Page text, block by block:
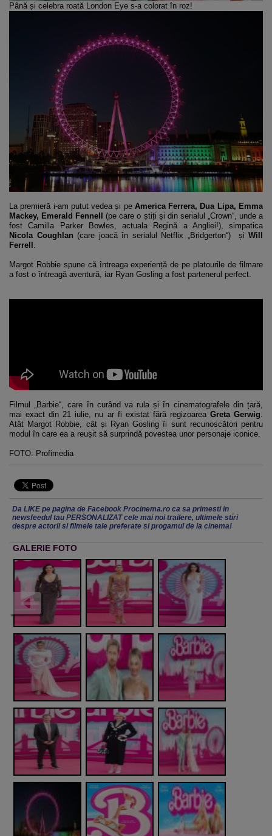
Până și celebra roată London Eye s-a colorat în roz!
La premieră i-am putut vedea și pe America Ferrera, Dua Lipa, Emma
Mackey, Emerald Fennell
(pe care o știți și din serialul „Crown“, unde a
fost Camilla Parker Bowles, actuala Regină a Angliei!), simpatica
Nicola Coughlan (care joacă în serialul Netflix „Bridgerton“) și Will
Ferrell .
Margot Robbie spune că întreaga experiență de pe platourile de filmare
a fost o întreagă aventură, iar Ryan Gosling a fost partenerul perfect.
Filmul „Barbie“, care în curând va rula și în cinematografele din țară,
mai exact din 21 iulie, nu ar fi existat fără regizoareaGreta Gerwig.
Atât Margot Robbie, cât și Ryan Gosling îi sunt recunoscători pentru
modul în care ea a reușit să surprindă povestea unor personaje iconice.
FOTO: Profimedia
Da LIKE pe pagina de Facebook Procinema.ro ca sa primesti in
newsfeedul tau PERSONALIZAT cele mai noi trailere, ultimele stiri
despre actorii si filmele tale preferate si progamul de la cinema!
GALERIE FOTO